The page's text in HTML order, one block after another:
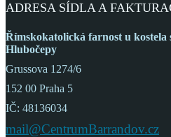
ADRESA SÍDLA A
Římskokatolická farnost u kostela
Hlubočepy
Grussova 1274/6
152 00 Praha 5
IČ: 48136034
mail@CentrumBarrandov.cz